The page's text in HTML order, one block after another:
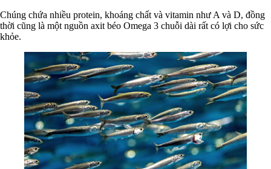
Chúng chứa nhiều protein, khoáng chất và vitamin như A và D, đồng
thời cũng là một nguồn axit béo Omega 3 chuỗi dài rất có lợi cho sức
khỏe.